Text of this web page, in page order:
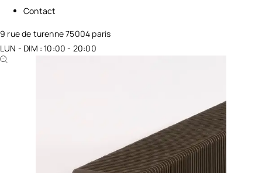
Contact
9 rue de turenne 75004 paris
LUN - DIM : 10:00 - 20:00